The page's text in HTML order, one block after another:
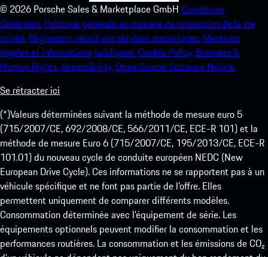
© 2026 Porsche Sales & Marketplace GmbH Conditions
Générales. Politique générale en matière de protection de la vie
privée. Règlement relatif aux services numériques. Mentions
légales et informations juridiques.Cookie Policy. Business &
Human Rights.Accessibility.Open Source Software Notice.
Se rétracter ici
(*)Valeurs déterminées suivant la méthode de mesure euro 5
(715/2007/CE, 692/2008/CE, 566/2011/CE, ECE-R 101) et la
méthode de mesure Euro 6 (715/2007/CE, 195/2013/CE, ECE-R
101.01) du nouveau cycle de conduite européen NEDC (New
European Drive Cycle). Ces informations ne se rapportent pas à un
véhicule spécifique et ne font pas partie de l’offre. Elles
permettent uniquement de comparer différents modèles.
Consommation déterminée avec l’équipement de série. Les
équipements optionnels peuvent modifier la consommation et les
performances routières. La consommation et les émissions de CO₂